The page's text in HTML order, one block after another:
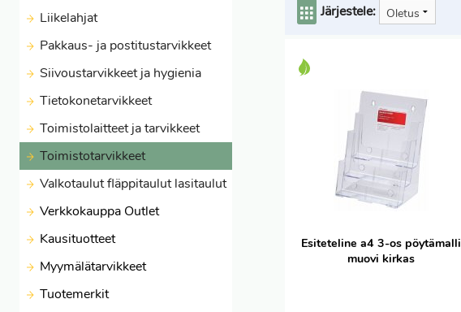
Liikelahjat
Pakkaus- ja postitustarvikkeet
Siivoustarvikkeet ja hygienia
Tietokonetarvikkeet
Toimistolaitteet ja tarvikkeet
Toimistotarvikkeet
Valkotaulut fläppitaulut lasitaulut
Verkkokauppa Outlet
Kausituotteet
Myymälätarvikkeet
Tuotemerkit
Järjestele:
Esiteteline a4 3-os pöytämalli
muovi kirkas